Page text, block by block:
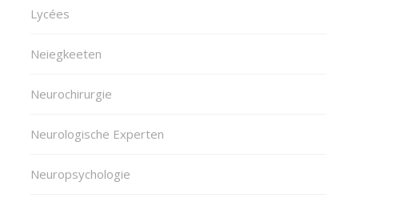
Lycées
Neiegkeeten
Neurochirurgie
Neurologische Experten
Neuropsychologie